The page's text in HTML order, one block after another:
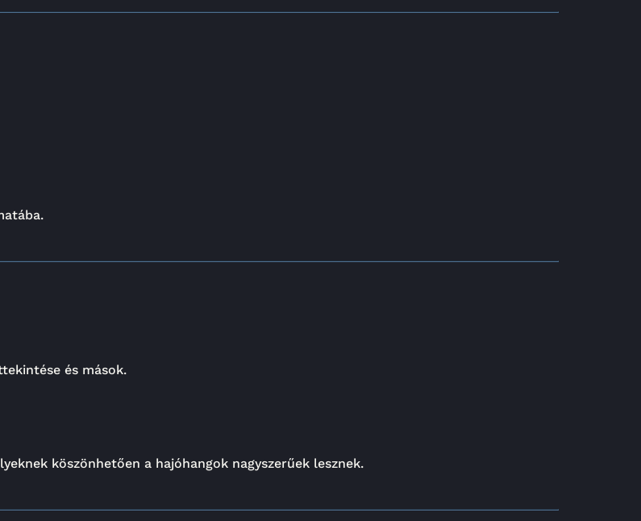
és mások.
köszönhetően a hajóhangok nagyszerűek lesznek.